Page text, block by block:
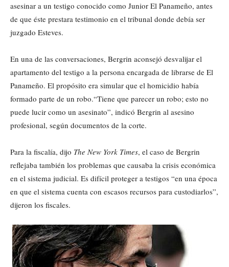
asesinar a un testigo conocido como Junior El Panameño, antes
de que éste prestara testimonio en el tribunal donde debía ser
juzgado Esteves.
En una de las conversaciones, Bergrin aconsejó desvalijar el
apartamento del testigo a la persona encargada de librarse de El
Panameño. El propósito era simular que el homicidio había
formado parte de un robo.“Tiene que parecer un robo; esto no
puede lucir como un asesinato”, indicó Bergrin al asesino
profesional, según documentos de la corte.
Para la fiscalía, dijo The New York Times, el caso de Bergrin
reflejaba también los problemas que causaba la crisis económica
en el sistema judicial. Es difícil proteger a testigos “en una época
en que el sistema cuenta con escasos recursos para custodiarlos”,
dijeron los fiscales.